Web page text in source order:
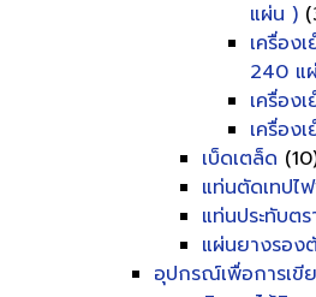
แผ่น )
เครื่อง
240 แ
เครื่อง
เครื่อง
เบ็ดเตล็ด
แท่นตัดเทปไ
แท่นประทับต
แผ่นยางรอง
อุปกรณ์เพื่อการเขี